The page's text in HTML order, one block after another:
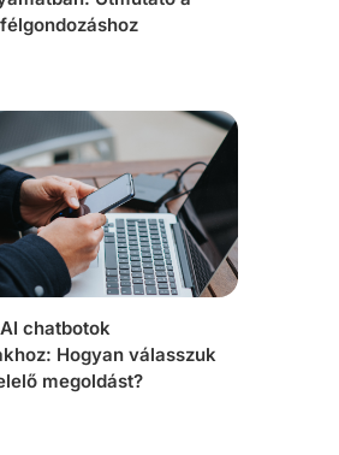
chatbotok
Hogyan válasszuk
megoldást?